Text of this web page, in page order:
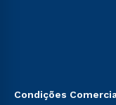
Condições